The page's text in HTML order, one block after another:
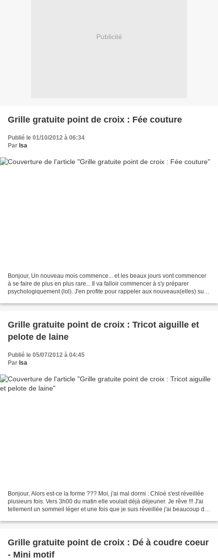
Publicité
Grille gratuite point de croix : Fée couture
Publié le 01/10/2012 à 06:34
Par Isa
Bonjour, Un nouveau mois commence... et les beaux jours vont commencer
à se faire de plus en plus rare... Il va falloir commencer à s'y préparer
psychologiquement (lol). J'en profite pour rappeler aux nouveaux(elles) sur
Grille gratuite point de croix : Tricot aiguille et
pelote de laine
Publié le 05/07/2012 à 04:45
Par Isa
Bonjour, Alors est-ce la forme ??? Moi, j'ai mal dormi : Chloé s'est réveillée
plusieurs fois. Vers 3h00 du matin elle voulait déjà déjeuner. Je rêve !!! J'ai
tellement un sommeil léger et une fois que je suis réveillée j'ai beaucoup de
Grille gratuite point de croix : Dé à coudre coeur
- Mini motif